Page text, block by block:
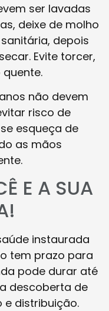
ser lavadas
deixe de molho
depois
Evite torcer,
não devem
risco de
esqueça de
as mãos
E A SUA
instaurada
tem prazo para
pode durar até
descoberta de
distribuição.